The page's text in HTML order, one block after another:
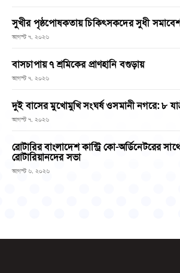
সুখীর পৃষ্ঠপোষকতায় চিকিৎসকদের সুধী
আগস্ট ৭, ২০২৬
বাসচাপায় ৭ শ্রমিকের প্রাণহানি বগুড়ায়
আগস্ট ৭, ২০২৬
দুই বাসের মুখোমুখি সংঘর্ষ ওসমানী নগরে: ৮
আগস্ট ৭, ২০২৬
রোটারির বাংলাদেশ কান্ট্রি কো-অর্ডিনেটরের
রোটারিয়ানদের সভা
আগস্ট ৬, ২০২৬